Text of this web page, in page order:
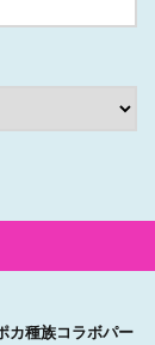
カ種族コラボパー